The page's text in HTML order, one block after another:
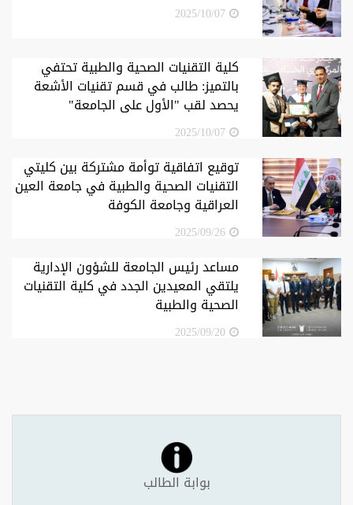
2025/10/07
كلية التقنيات الصحية والطبية تحتفي
بالتميز: طالب في قسم تقنيات الأشعة
يحصد لقب "الأول على الجامعة"
2025/10/07
توقيع اتفاقية توأمة مشتركة بين كليتي
التقنيات الصحية والطبية في جامعة العين
العراقية وجامعة الكوفة
2025/09/26
مساعد رئيس الجامعة للشؤون الإدارية
يلتقي المعيدين الجدد في كلية التقنيات
الصحية والطبية
2025/09/20
بوابة الطالب